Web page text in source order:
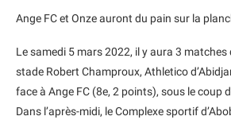
Ange FC et Onze auront du pain sur la
Le samedi 5 mars 2022, il y aura 3 matches
stade Robert Champroux, Athletico
face à Ange FC (8e, 2 points), sous le coup
Dans l’après-midi, le Complexe sportif